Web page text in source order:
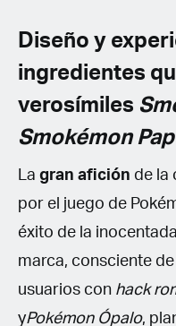
Diseño y
ingredientes
verosímiles
Smokémon
La gran afición de la
por el juego de
éxito de la
marca, consciente
usuarios con hack
yPokémon Ópalo,